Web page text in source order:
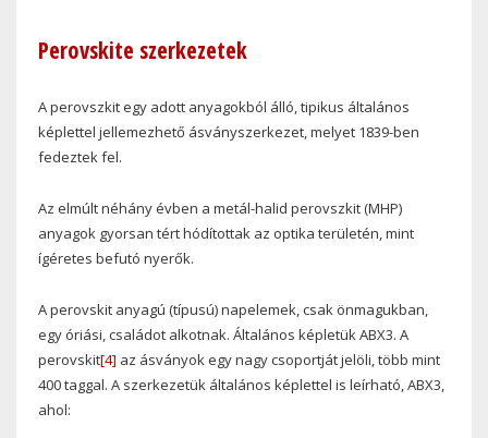
Perovskite szerkezetek
A perovszkit egy adott anyagokból álló, tipikus általános
képlettel jellemezhető ásványszerkezet, melyet 1839-ben
fedeztek fel.
Az elmúlt néhány évben a metál-halid perovszkit (MHP)
anyagok gyorsan tért hódítottak az optika területén, mint
ígéretes befutó nyerők.
A perovskit anyagú (típusú) napelemek, csak önmagukban,
egy óriási, családot alkotnak. Általános képletük ABX3. A
perovskit[4] az ásványok egy nagy csoportját jelöli, több mint
400 taggal. A szerkezetük általános képlettel is leírható, ABX3,
ahol: